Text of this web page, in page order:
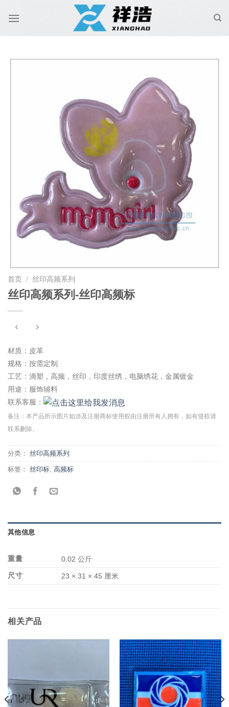
首页 / 丝印高频系列
丝印高频系列-丝印高频标
材质：皮革
规格：按需定制
工艺：滴塑，高频，丝印，印度丝绣，电脑绣花，金属镀金
用途：服饰辅料
联系客服：
备注：本产品所示图片如涉及注册商标使用权由注册所有人拥有，如有侵权请
联系删除。
分类： 丝印高频系列
标签： 丝印标 高频标
其他信息
重量
0.02 公斤
尺寸
23 × 31 × 45 厘米
相关产品